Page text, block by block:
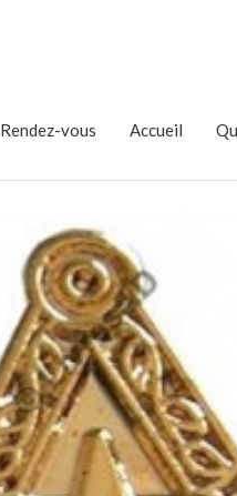
Rendez-vous Accueil